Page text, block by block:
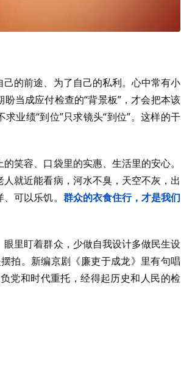
的前途、为了自己的私利。心中常有小
当成应付检查的“背景板”，才会把本该
业绩“到位”只求镜头“到位”。这样的干
笑容、口袋里的实惠、生活里的安心。
就近能看病，河水不臭，天空不灰，出
可以乐饥。 群众的衣食住行，才是我们
里盯着群众，少做自我设计多做民生设
拍。新编京剧《廉吏于成龙》里有句唱
党和时代重托，经得起历史和人民的检